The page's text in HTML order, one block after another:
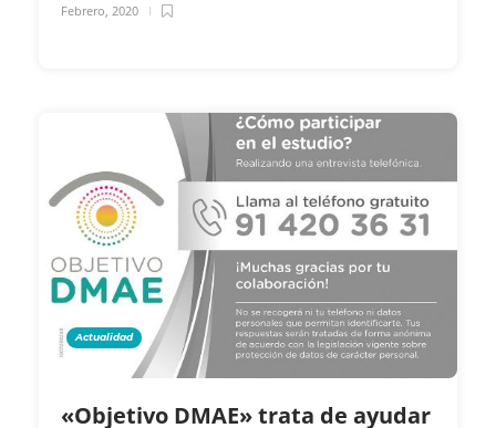
Febrero, 2020
Actualidad
«Objetivo DMAE» trata de ayudar